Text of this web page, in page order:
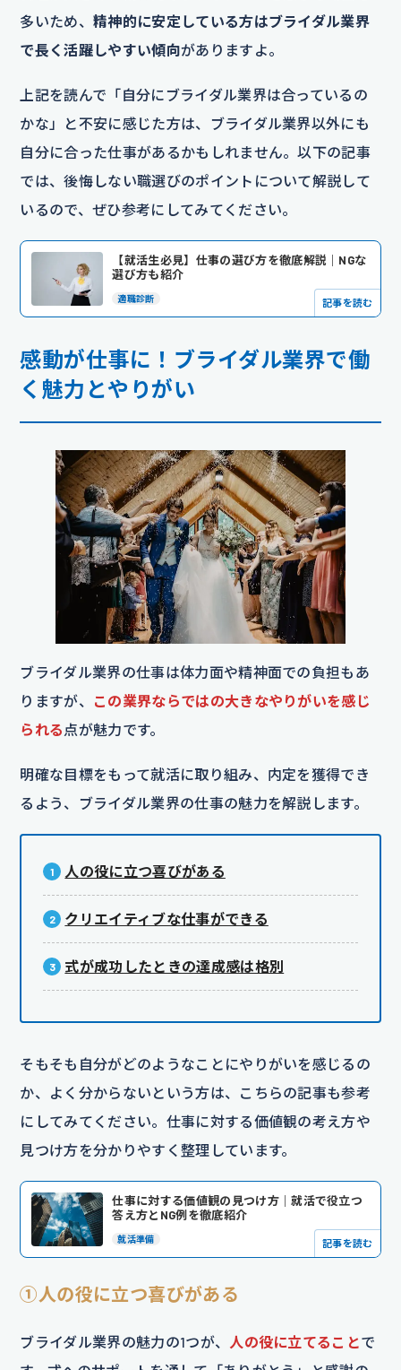
多いため、 精神的に安定している方はブライダル業界
で長く活躍しやすい傾向がありますよ。
上記を読んで「自分にブライダル業界は合っているの
かな」と不安に感じた方は、ブライダル業界以外にも
自分に合った仕事があるかもしれません。以下の記事
では、後悔しない職選びのポイントについて解説して
いるので、ぜひ参考にしてみてください。
【就活生必見】仕事の選び方を徹底解説｜NGな
選び方も紹介
適職診断 記事を読む
感動が仕事に！ブライダル業界で働
く魅力とやりがい
ブライダル業界の仕事は体力面や精神面での負担もあ
りますが、
この業界ならではの大きなやりがいを感じ
られる 点が魅力です。
明確な目標をもって就活に取り組み、内定を獲得でき
るよう、ブライダル業界の仕事の魅力を解説します。
人の役に立つ喜びがある
クリエイティブな仕事ができる
式が成功したときの達成感は格別
そもそも自分がどのようなことにやりがいを感じるの
か、よく分からないという方は、こちらの記事も参考
にしてみてください。仕事に対する価値観の考え方や
見つけ方を分かりやすく整理しています。
仕事に対する価値観の見つけ方｜就活で役立つ
答え方とNG例を徹底紹介
就活準備 記事を読む
①人の役に立つ喜びがある
ブライダル業界の魅力の1つが、 人の役に立てること で